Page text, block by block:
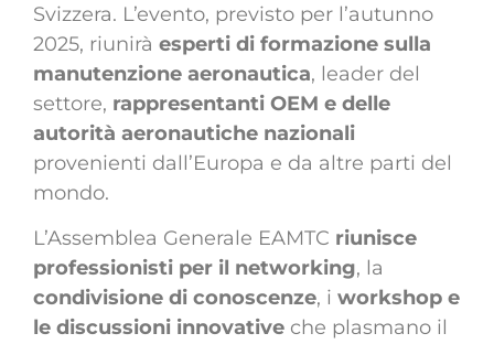
Svizzera. L’evento, previsto per l’autunno
2025, riunirà esperti di formazione sulla
manutenzione aeronautica, leader del
settore, rappresentanti OEM e delle
autorità aeronautiche nazionali
provenienti dall’Europa e da altre parti del
mondo.
L’Assemblea Generale EAMTC riunisce
professionisti per il networking, la
condivisione di conoscenze, i workshop e
le discussioni innovative che plasmano il